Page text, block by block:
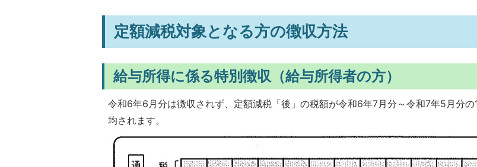
定額減税対象となる方の徴収方法
給与所得に係る特別徴収（給与所得者の方）
令和6年6月分は徴収されず、定額減税「後」の税額が令和6年7月分～令和7年5月分の
均されます。